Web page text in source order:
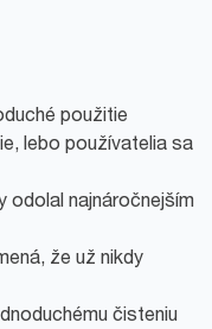
použitie
lebo používatelia sa
odolal najnáročnejším
že už nikdy
čisteniu